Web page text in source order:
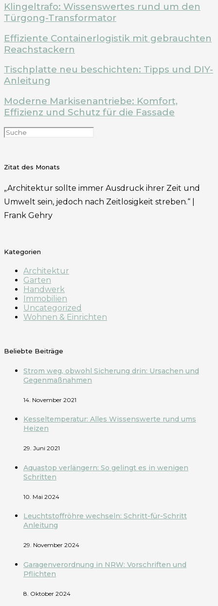
Klingeltrafo: Wissenswertes rund um den
Türgong-Transformator
Effiziente Containerlogistik mit gebrauchten
Reachstackern
Tischplatte neu beschichten: Tipps und DIY-
Anleitung
Moderne Markisenantriebe: Komfort,
Effizienz und Schutz für die Fassade
Zitat des Monats
„Architektur sollte immer Ausdruck ihrer Zeit und
Umwelt sein, jedoch nach Zeitlosigkeit streben.“ |
Frank Gehry
Kategorien
Architektur
Garten
Handwerk
Immobilien
Uncategorized
Wohnen & Einrichten
Beliebte Beiträge
Strom weg, obwohl Sicherung drin: Ursachen und
Gegenmaßnahmen
14. November 2021
Kesseltemperatur: Alles Wissenswerte rund ums
Heizen
29. Juni 2021
Aquastop verlängern: So gelingt es in wenigen
Schritten
10. Mai 2024
Leuchtstoffröhre wechseln: Schritt-für-Schritt
Anleitung
29. November 2024
Garagenverordnung in NRW: Vorschriften und
Pflichten
8. Oktober 2024